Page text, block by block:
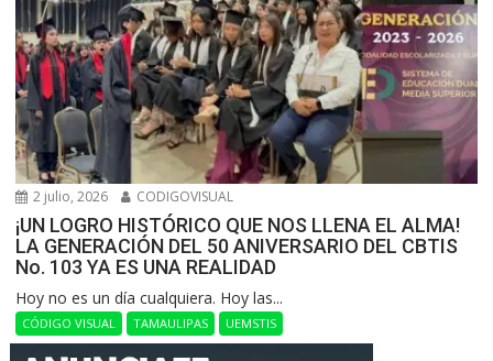
2 julio, 2026 CODIGOVISUAL
¡UN LOGRO HISTÓRICO QUE NOS LLENA EL ALMA!
LA GENERACIÓN DEL 50 ANIVERSARIO DEL CBTIS
No. 103 YA ES UNA REALIDAD
Hoy no es un día cualquiera. Hoy las...
CÓDIGO VISUAL TAMAULIPAS UEMSTIS